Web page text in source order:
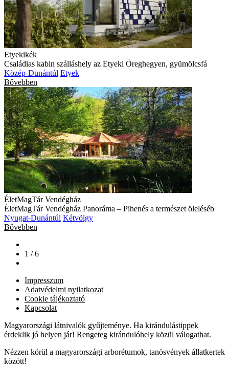
Etyekikék
Családias kabin szálláshely az Etyeki Öreghegyen, gyümölcsfá
Közép-Dunántúl Etyek
Bővebben
ÉletMagTár Vendégház
ÉletMagTár Vendégház Panoráma – Pihenés a természet öleléséb
Nyugat-Dunántúl Kétvölgy
Bővebben
1 / 6
Impresszum
Adatvédelmi nyilatkozat
Cookie tájékoztató
Kapcsolat
Magyarországi látnivalók gyűjteménye. Ha kirándulástippek
érdeklik jó helyen jár! Rengeteg kirándulóhely közül válogathat.
Nézzen körül a magyarországi arborétumok, tanösvények állatkertek
között!